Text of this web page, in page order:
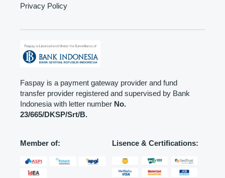
Privacy Policy
Faspay is a payment gateway provider and fund
transfer provider registered and supervised by Bank
Indonesia with letter number No.
23/665/DKSP/Srt/B.
Member of: Lisence & Certifications: